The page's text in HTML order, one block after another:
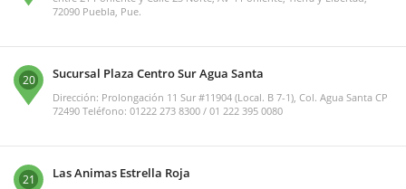
72090 Puebla, Pue.
20 Sucursal Plaza Centro Sur Agua Santa
Dirección: Prolongación 11 Sur #11904 (Local. B 7-1), Col. Agua Santa CP
72490 Teléfono: 01222 273 8300 / 01 222 395 0080
21 Las Animas Estrella Roja